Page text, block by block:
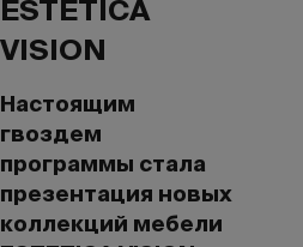
ESTETICA
VISION
Настоящим
гвоздем
программы стала
презентация новых
коллекций мебели